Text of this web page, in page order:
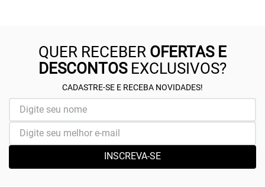
QUER RECEBER OFERTAS E
DESCONTOSEXCLUSIVOS?
CADASTRE-SE E RECEBA NOVIDADES!
INSCREVA-SE